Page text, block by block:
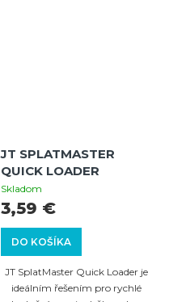
JT SPLATMASTER
QUICK LOADER
Skladom
DO KOŠÍKA
3,59 €
JT SplatMaster Quick Loader je
ideálním řešením pro rychlé